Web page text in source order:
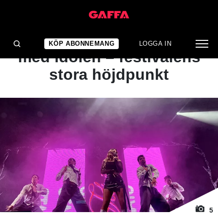
KÖP ABONNEMANG LOGGA IN
ARTIKEL
Nellies tårfyllda möte
med idolen – festivalens
stora höjdpunkt
5